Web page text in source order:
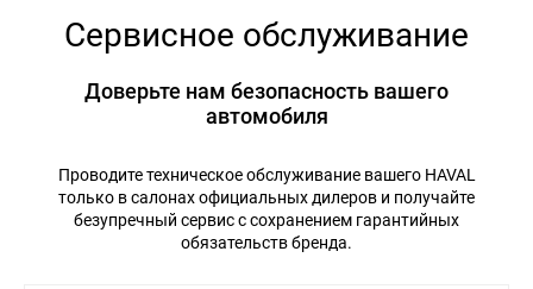
Сервисное обслуживание
Доверьте нам безопасность вашего
автомобиля
Проводите техническое обслуживание вашего HAVAL
только в салонах официальных дилеров и получайте
безупречный сервис с сохранением гарантийных
обязательств бренда.